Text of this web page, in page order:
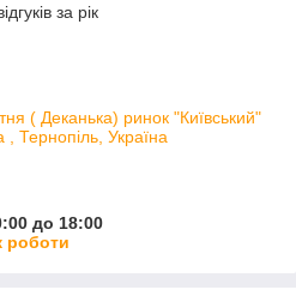
за рік
( Деканька) ринок "Київський"
, Тернопіль, Україна
до 18:00
роботи